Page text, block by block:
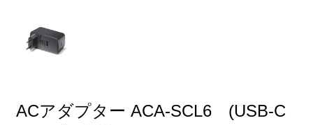
ACアダプター ACA-SCL6 (USB-C